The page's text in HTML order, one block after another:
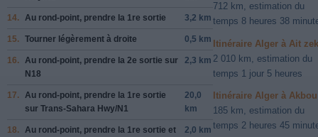
14. Au rond-point, prendre la 1re sortie 3,2 km
15. Tourner légèrement à droite 0,5 km
16. Au rond-point, prendre la 2e sortie sur
N18
2,3 km
17. Au rond-point, prendre la 1re sortie
sur Trans-Sahara Hwy/N1
20,0
km
18. Au rond-point, prendre la 1re sortie et
2,0 km
712 km, estimation du
temps 8 heures 38
Itinéraire Alger à Ait
2 010 km, estimation du
temps 1 jour 5 heures
Itinéraire Alger à Akbou
185 km, estimation du
temps 2 heures 45